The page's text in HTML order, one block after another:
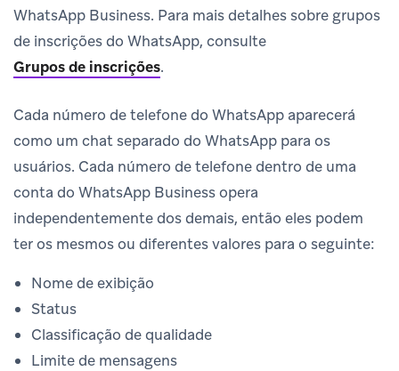
WhatsApp Business. Para mais detalhes sobre grupos
de inscrições do WhatsApp, consulte
Grupos de inscrições.
Cada número de telefone do WhatsApp aparecerá
como um chat separado do WhatsApp para os
usuários. Cada número de telefone dentro de uma
conta do WhatsApp Business opera
independentemente dos demais, então eles podem
ter os mesmos ou diferentes valores para o seguinte:
Nome de exibição
Status
Classificação de qualidade
Limite de mensagens